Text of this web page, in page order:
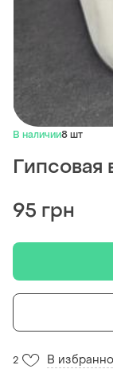
В наличии8 шт
Гипсовая
95 грн
2 В